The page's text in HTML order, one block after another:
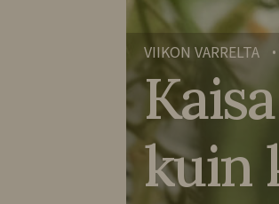
VIIKON VARRELTA •
kuin